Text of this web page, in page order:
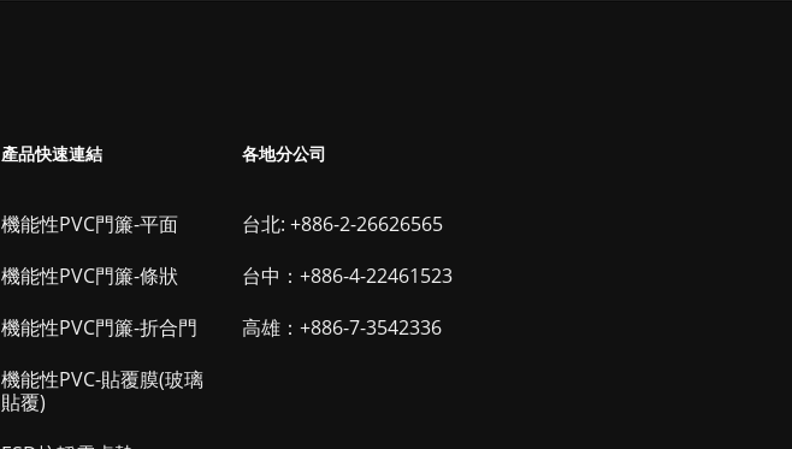
產品快速連結
機能性PVC門簾-平面
機能性PVC門簾-條狀
機能性PVC門簾-折合門
機能性PVC-貼覆膜(玻璃
貼覆)
各地分公司
台北: +886-2-26626565
台中：+886-4-22461523
高雄：+886-7-3542336